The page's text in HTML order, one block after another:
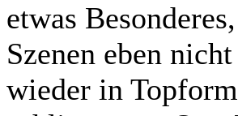
etwas
Szenen eben
wieder in